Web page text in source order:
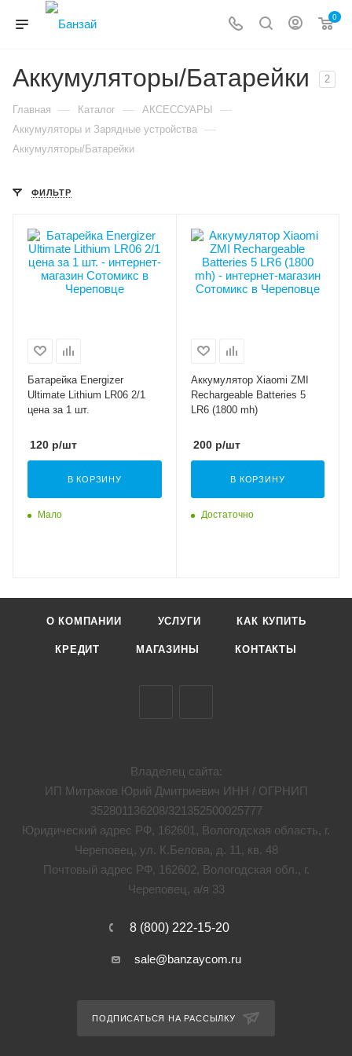
0
Аккумуляторы/Батарейки 2
Главная — Каталог — АКСЕССУАРЫ —
Аккумуляторы и Зарядные устройства —
Аккумуляторы/Батарейки
ФИЛЬТР
Батарейка Energizer
Ultimate Lithium LR06 2/1
цена за 1 шт.
120 р/шт
В КОРЗИНУ
Мало
Аккумулятор Xiaomi ZMI
Rechargeable Batteries 5
LR6 (1800 mh)
200р/шт
В КОРЗИНУ
Достаточно
О КОМПАНИИ УСЛУГИ КАК КУПИТЬ
КРЕДИТ МАГАЗИНЫ КОНТАКТЫ
Владелец сайта:
ИП Митраков Юрий Дмитриевич ИНН / ОГРНИП
352801136208/321352500025777
Юридический адрес РФ, 162601, Вологодская область, г.
Череповец, ул. К.Белова, д. 11, кв. 48
Почтовый адрес РФ, 162602, Вологодская обл., г.
Череповец, а/я 33
8 (800) 222-15-20
sale@banzaycom.ru
ПОДПИСАТЬСЯ НА РАССЫЛКУ